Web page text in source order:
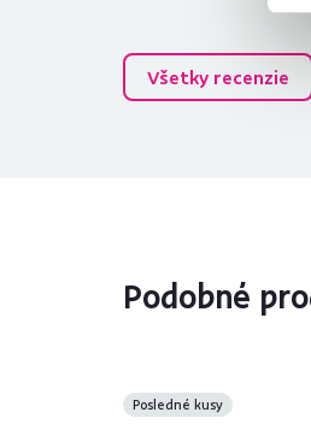
Všetky recenzie
Podobné
Posledné kusy